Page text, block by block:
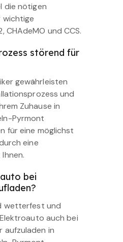
die nötigen
wichtige
CHAdeMO und CCS.
störend für
gewährleisten
und
Zuhause in
Pyrmont
für eine möglichst
eine
bei
wetterfest und
auch bei
aufzuladen in